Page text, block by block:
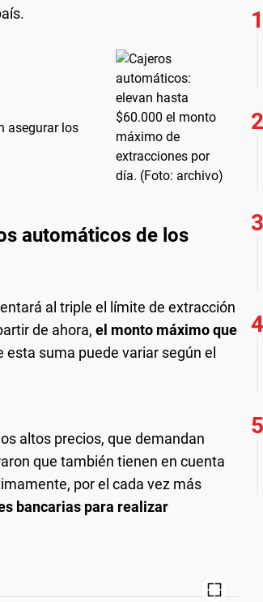
asegurar los
automáticos de los
al triple el límite de extracción
de ahora, el monto máximo que
esta suma puede variar según el
altos precios, que demandan
que también tienen en cuenta
por el cada vez más
bancarias para realizar